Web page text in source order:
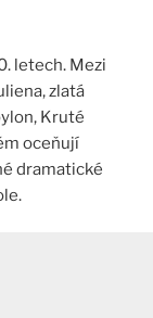
letech. Mezi
zlatá
Kruté
oceňují
dramatické